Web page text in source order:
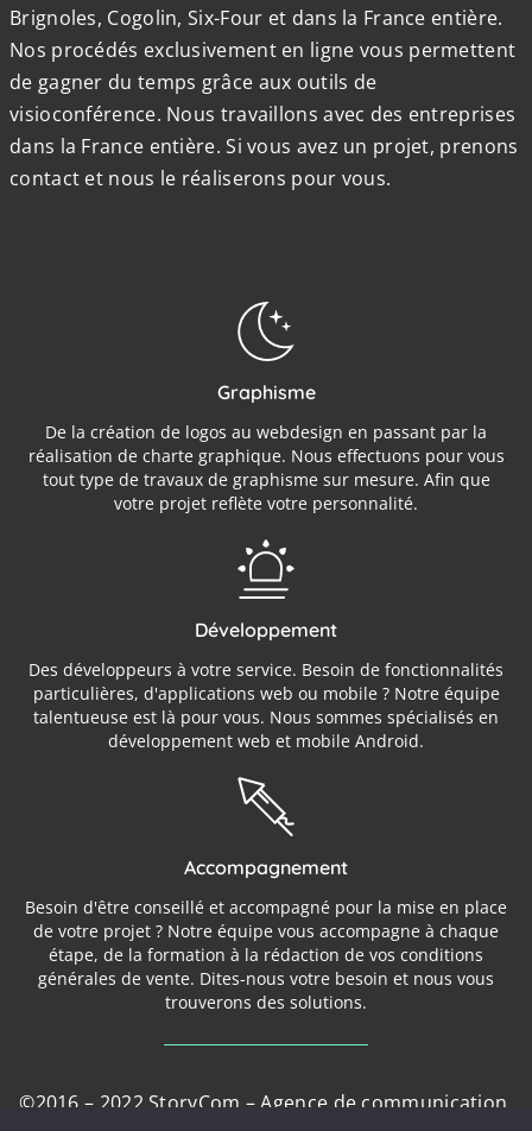
Brignoles, Cogolin, Six-Four et dans la France entière.
Nos procédés exclusivement en ligne vous permettent
de gagner du temps grâce aux outils de
visioconférence. Nous travaillons avec des entreprises
dans la France entière. Si vous avez un projet, prenons
contact et nous le réaliserons pour vous.
Graphisme
De la création de logos au webdesign en passant par la
réalisation de charte graphique. Nous effectuons pour vous
tout type de travaux de graphisme sur mesure. Afin que
votre projet reflète votre personnalité.
Développement
Des développeurs à votre service. Besoin de fonctionnalités
particulières, d'applications web ou mobile ? Notre équipe
talentueuse est là pour vous. Nous sommes spécialisés en
développement web et mobile Android.
Accompagnement
Besoin d'être conseillé et accompagné pour la mise en place
de votre projet ? Notre équipe vous accompagne à chaque
étape, de la formation à la rédaction de vos conditions
générales de vente. Dites-nous votre besoin et nous vous
trouverons des solutions.
©2016 – 2022 StoryCom – Agence de communication,